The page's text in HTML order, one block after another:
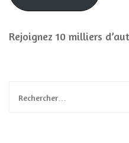
Rejoignez 10 milliers
Rechercher :